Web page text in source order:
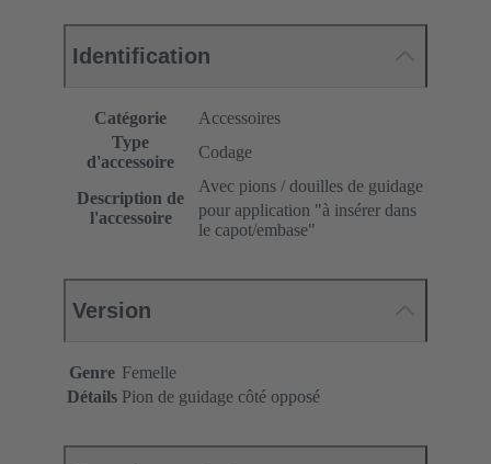
Identification
Catégorie
Accessoires
Type
d'accessoire
Codage
Description de
l'accessoire
Avec pions / douilles de guidage
pour application "à insérer dans
le capot/embase"
Version
Genre Femelle
Détails Pion de guidage côté opposé